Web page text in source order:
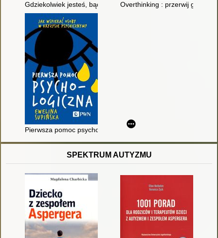
Gdziekolwiek jesteś, bądź : przewodnik uważnego życia
Overthinking : przerwij gonitwę
Pierwsza pomoc psychologiczna : jak wspierać osoby w
SPEKTRUM AUTYZMU